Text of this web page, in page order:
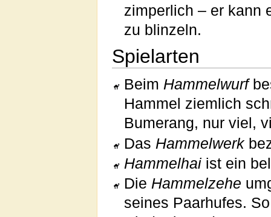
zimperlich – er kann
zu blinzeln.
Spielarten
Beim Hammelwurf
Hammel ziemlich
Bumerang, nur viel,
Das Hammelwerk
Hammelhai ist ein
Die Hammelzehe
seines Paarhufes.